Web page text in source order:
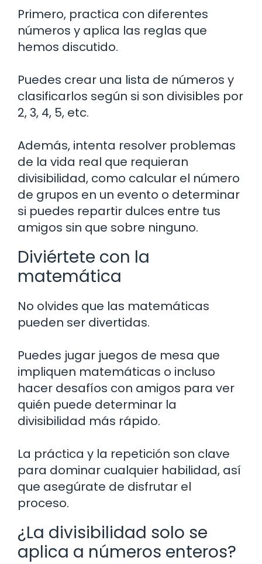
Primero, practica con diferentes
números y aplica las reglas que
hemos discutido.
Puedes crear una lista de números y
clasificarlos según si son divisibles por
2, 3, 4, 5, etc.
Además, intenta resolver problemas
de la vida real que requieran
divisibilidad, como calcular el número
de grupos en un evento o determinar
si puedes repartir dulces entre tus
amigos sin que sobre ninguno.
Diviértete con la
matemática
No olvides que las matemáticas
pueden ser divertidas.
Puedes jugar juegos de mesa que
impliquen matemáticas o incluso
hacer desafíos con amigos para ver
quién puede determinar la
divisibilidad más rápido.
La práctica y la repetición son clave
para dominar cualquier habilidad, así
que asegúrate de disfrutar el
proceso.
¿La divisibilidad solo se
aplica a números enteros?